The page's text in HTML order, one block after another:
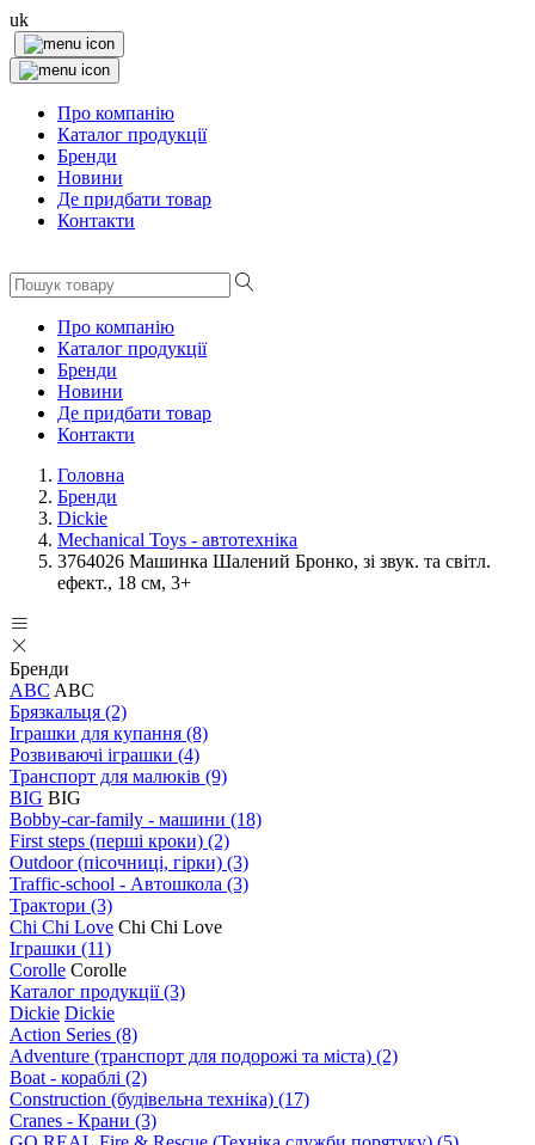
uk
Про компанію
Каталог продукції
Бренди
Новини
Де придбати товар
Контакти
Про компанію
Каталог продукції
Бренди
Новини
Де придбати товар
Контакти
Головна
Бренди
Dickie
Mechanical Toys - автотехніка
3764026 Машинка Шалений Бронко, зі звук. та світл.
ефект., 18 см, 3+
Бренди
ABC ABC
Брязкальця (2)
Іграшки для купання (8)
Розвиваючі іграшки (4)
Транспорт для малюків (9)
BIG BIG
Bobby-car-family - машини (18)
First steps (перші кроки) (2)
Outdoor (пісочниці, гірки) (3)
Traffic-school - Автошкола (3)
Трактори (3)
Chi Chi Love Chi Chi Love
Іграшки (11)
Corolle Corolle
Каталог продукції(3)
Dickie Dickie
Action Series (8)
Adventure (транспорт для подорожі та міста) (2)
Boat - кораблі (2)
Construction (будівельна техніка) (17)
Cranes - Крани (3)